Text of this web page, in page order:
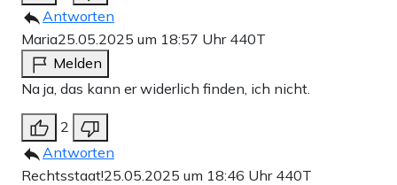
Antworten
Maria25.05.2025 um 18:57 Uhr 440T
Melden
Na ja, das kann er widerlich finden, ich nicht.
2
Antworten
Rechtsstaat!25.05.2025 um 18:46 Uhr 440T